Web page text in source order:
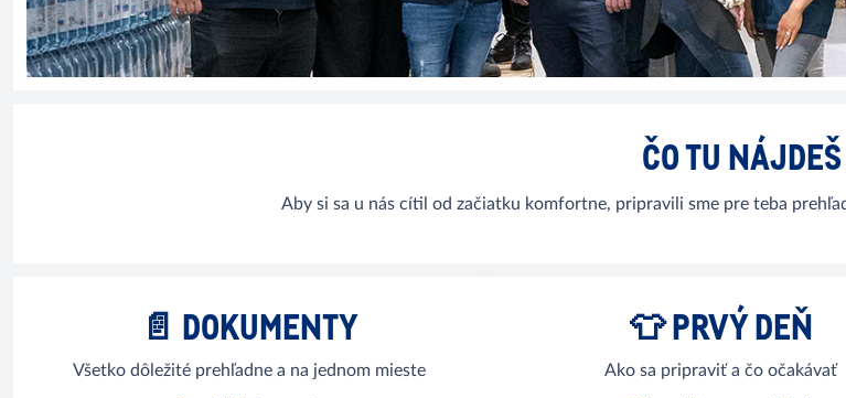
ČO TU NÁJDEŠ
Aby si sa u nás cítil od začiatku komfortne, pripravili sme pre teba
📄 DOKUMENTY
Všetko dôležité prehľadne a na jednom mieste
👕 PRVÝ DEŇ
Ako sa pripraviť a čo očakávať